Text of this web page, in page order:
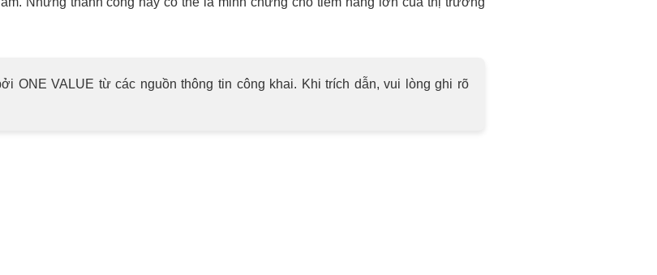
ONE VALUE từ các nguồn thông tin công khai. Khi trích dẫn, vui lòng ghi rõ